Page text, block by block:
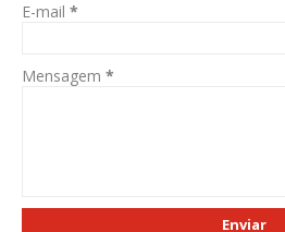
E-mail *
Mensagem *